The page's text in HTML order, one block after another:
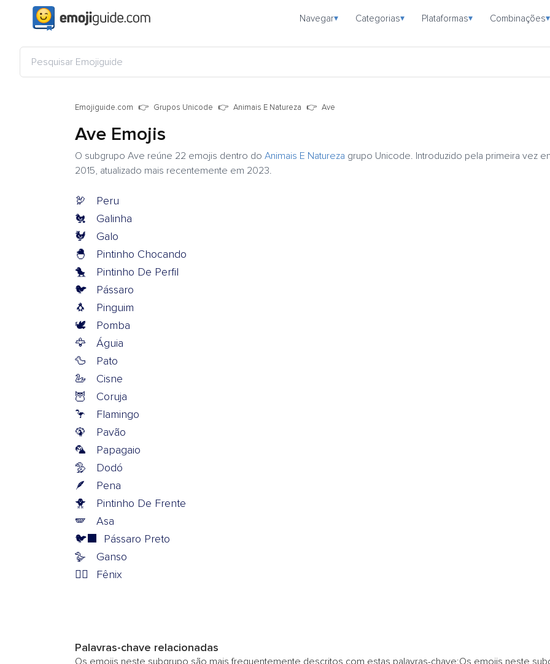
Navegar▾ Categorias▾ Plataformas▾ Combinações▾
Emojiguide.com Grupos Unicode Animais E Natureza Ave
Ave Emojis
O subgrupo Ave reúne 22 emojis dentro do Animais E Natureza grupo Unicode. Introduzido pela primeira vez
2015, atualizado mais recentemente em 2023.
🦃
Peru
🐔
Galinha
🐓
Galo
🐣
Pintinho Chocando
🐤
Pintinho De Perfil
🐦
Pássaro
🐧
Pinguim
🕊️
Pomba
🦅
Águia
🦆
Pato
🦢
Cisne
🦉
Coruja
🦩
Flamingo
🦚
Pavão
🦜
Papagaio
🦤
Dodó
🪶
Pena
🐥
Pintinho De Frente
🪽
Asa
🐦‍⬛
Pássaro Preto
🪿
Ganso
🐦‍🔥
Fênix
Palavras-chave relacionadas
Os emojis neste subgrupo são mais frequentemente descritos com estas palavras-chave:Os emojis neste